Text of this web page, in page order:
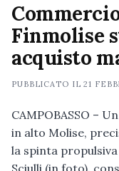
Finmolise
acquisto
PUBBLICATO IL21
CAMPOBASSO –
in alto Molise,
la spinta
Sciulli (in foto),